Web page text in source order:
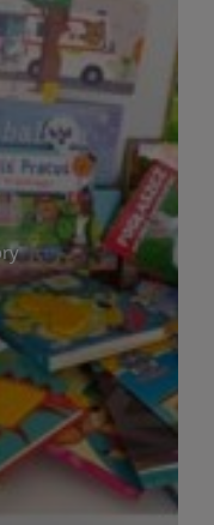
książki,
trafiły do
w
listę,
świeże
Każda
opisem i
Zachęcamy
pojawiają się
tej zakładce
przeczytać